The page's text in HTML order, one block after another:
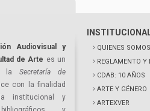
Audiovisual y
de Arte es un
la Secretaría de
con la finalidad
institucional y
QUIENES SOMOS
REGLAMENTO Y
CDAB: 10 AÑOS
ARTE Y GÉNERO
ARTEXVER